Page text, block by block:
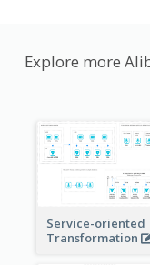
Explore more
Service-oriented
Transformation